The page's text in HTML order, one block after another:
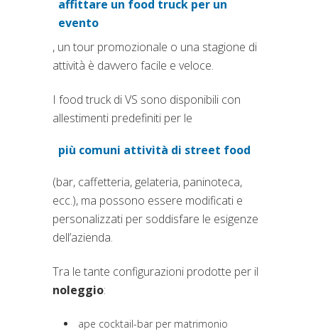
affittare un food truck per un
evento
, un tour promozionale o una stagione di
attività è davvero facile e veloce.
I food truck di VS sono disponibili con
allestimenti predefiniti per le
più comuni attività di street food
(si apre in una nuova scheda)
(bar, caffetteria, gelateria, paninoteca,
ecc.), ma possono essere modificati e
personalizzati per soddisfare le esigenze
dell’azienda.
Tra le tante configurazioni prodotte per il
noleggio:
ape cocktail-bar per matrimonio